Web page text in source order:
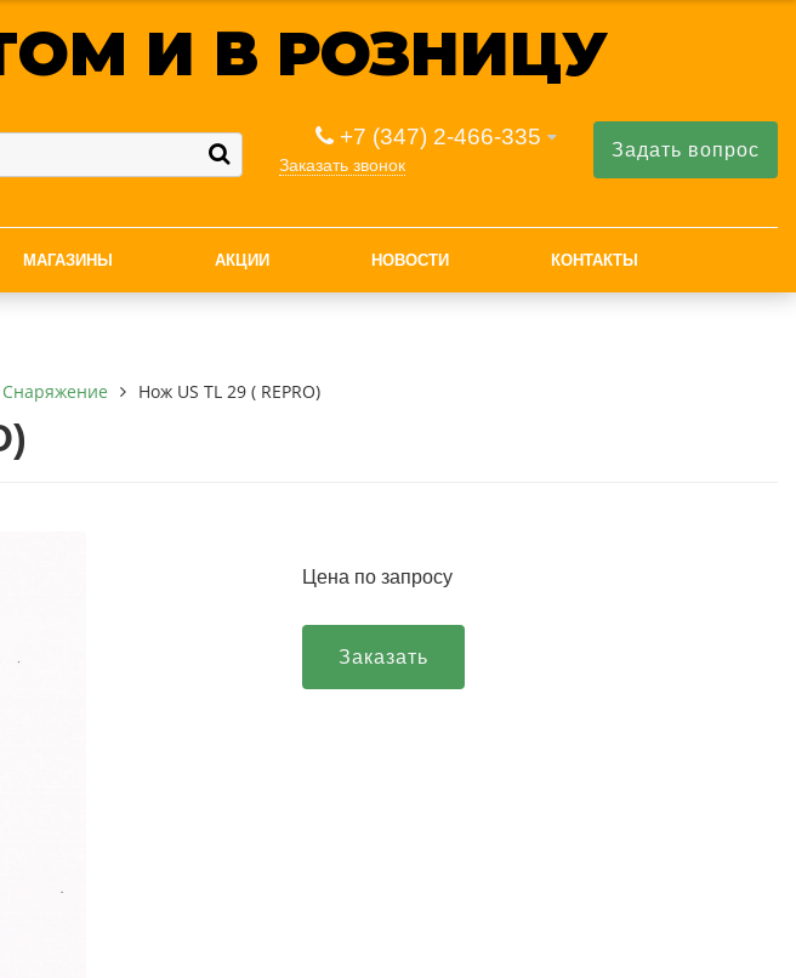
И В РОЗНИЦУ
+7 (347) 2-466-335
Заказать звонок
Задать вопрос
МАГАЗИНЫ АКЦИИ НОВОСТИ КОНТАКТЫ
Снаряжение Нож US TL 29 ( REPRO)
Цена по запросу
Заказать